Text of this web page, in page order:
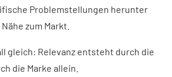
Problemstellungen herunter
zum Markt.
gleich: Relevanz entsteht durch die
die Marke allein.